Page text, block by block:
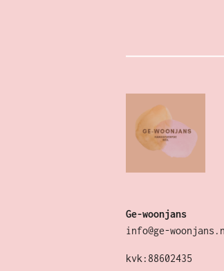
Ge-woonjans
info@ge-
kvk:88602435